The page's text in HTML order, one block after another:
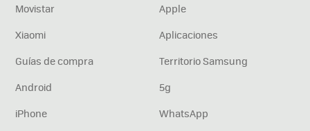
Movistar
Apple
Xiaomi
Aplicaciones
Guías de compra
Territorio Samsung
Android
5g
iPhone
WhatsApp